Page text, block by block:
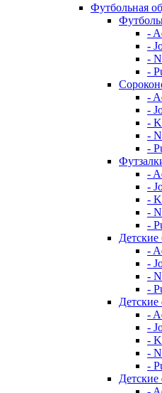
Футбольная
-
-
-
-
-
-
-
-
-
-
-
-
-
-
Детские
-
-
-
-
-
-
-
-
-
Детские